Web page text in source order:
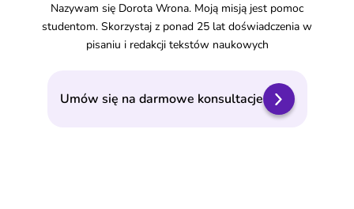
Nazywam się Dorota Wrona. Moją misją jest pomoc
studentom. Skorzystaj z ponad 25 lat doświadczenia w
pisaniu i redakcji tekstów naukowych
Umów się na darmowe konsultacje